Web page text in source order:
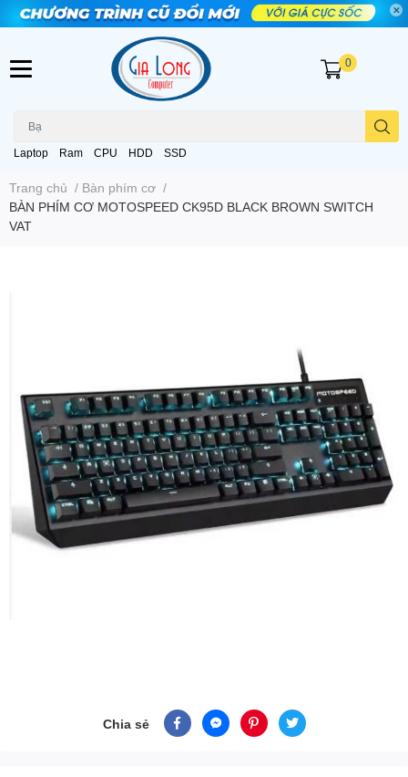
Laptop Ram CPU HDD SSD
0
Trang chủ / Bàn phím cơ /
BÀN PHÍM CƠ MOTOSPEED CK95D BLACK BROWN SWITCH
VAT
Chia sẻ